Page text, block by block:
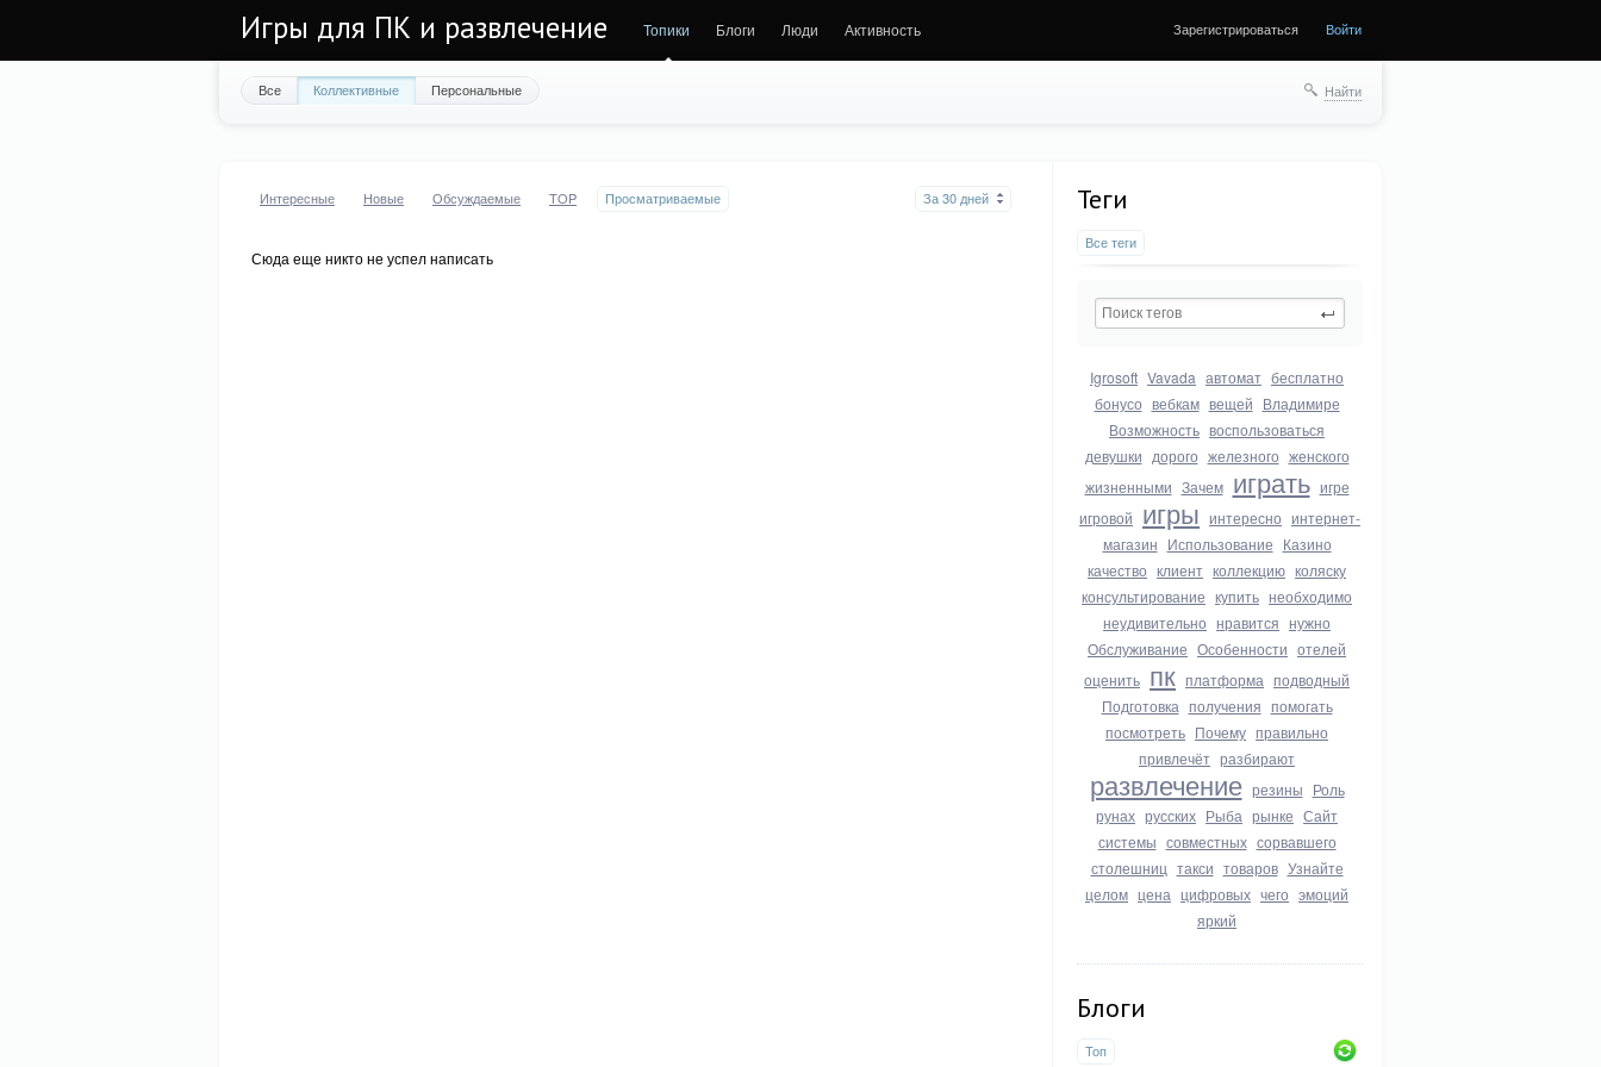
Игры для ПК и развлечение Топики Блоги Люди Активность Зарегистрироваться Войти
Все Коллективные Персональные Найти
Теги
Все теги
Igrosoft Vavada автомат бесплатно
бонусо вебкам вещей Владимире
Возможность воспользоваться
девушки дорого железного женского
жизненными Зачем играть игре
игровой игры интересно интернет-
магазин Использование Казино
качество клиент коллекцию коляску
консультирование купить необходимо
неудивительно нравится нужно
Обслуживание Особенности отелей
оценить пк платформа подводный
Подготовка получения помогать
посмотреть Почему правильно
привлечёт разбирают
развлечение резины Роль
рунах русских Рыба рынке Сайт
системы совместных сорвавшего
столешниц такси товаров Узнайте
целом цена цифровых чего эмоций
яркий
Блоги
Топ
Интересные Новые Обсуждаемые TOP Просматриваемые За 30 дней
Сюда еще никто не успел написать